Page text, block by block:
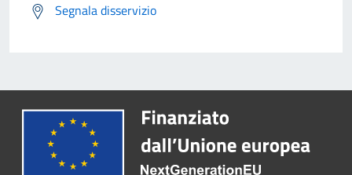
Segnala disservizio